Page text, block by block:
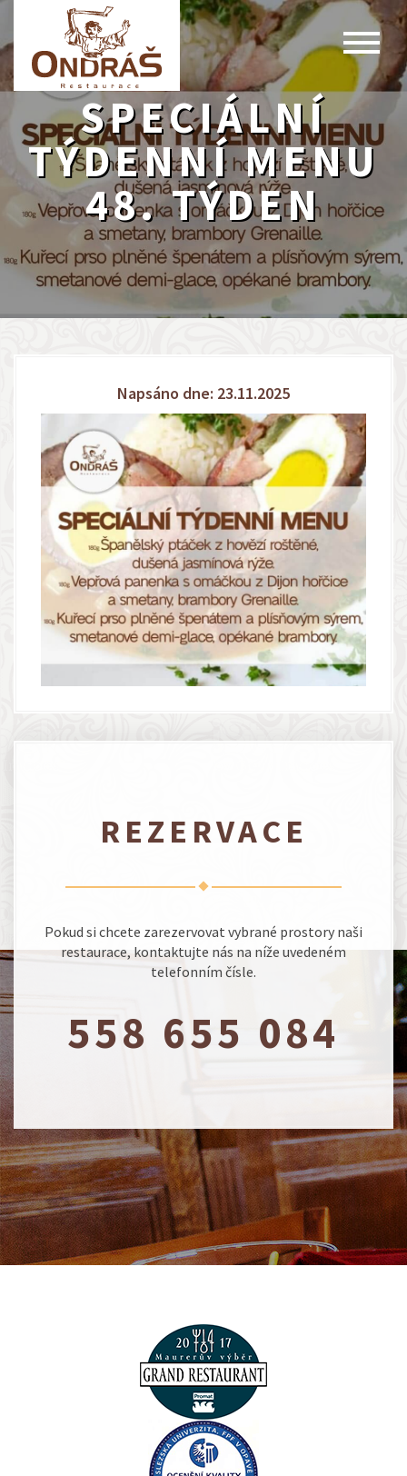
SPECIÁLNÍ
TÝDENNÍ MENU
48. TÝDEN
Napsáno dne: 23.11.2025
REZERVACE
Pokud si chcete zarezervovat vybrané prostory naši
restaurace, kontaktujte nás na níže uvedeném
telefonním čísle.
558 655 084